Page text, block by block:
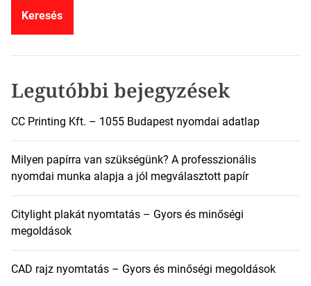
Legutóbbi bejegyzések
CC Printing Kft. – 1055 Budapest nyomdai adatlap
Milyen papírra van szükségünk? A professzionális
nyomdai munka alapja a jól megválasztott papír
Citylight plakát nyomtatás – Gyors és minőségi
megoldások
CAD rajz nyomtatás – Gyors és minőségi megoldások